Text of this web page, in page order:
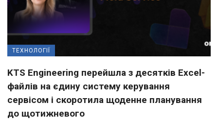
ТЕХНОЛОГІЇ
KTS Engineering перейшла з десятків Excel-
файлів на єдину систему керування
сервісом і скоротила щоденне планування
до щотижневого